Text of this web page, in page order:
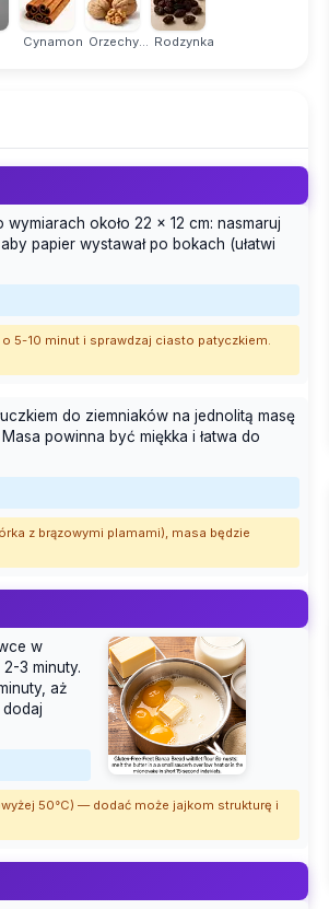
Cynamon Orzechy... Rodzynka
około 22 × 12 cm: nasmaruj
papier wystawał po bokach (ułatwi
5-10 minut i sprawdzaj ciasto patyczkiem.
do ziemniaków na jednolitą masę
powinna być miękka i łatwa do
z brązowymi plamami), masa będzie
w
3 minuty.
aż
50°C) — dodać może jajkom strukturę i